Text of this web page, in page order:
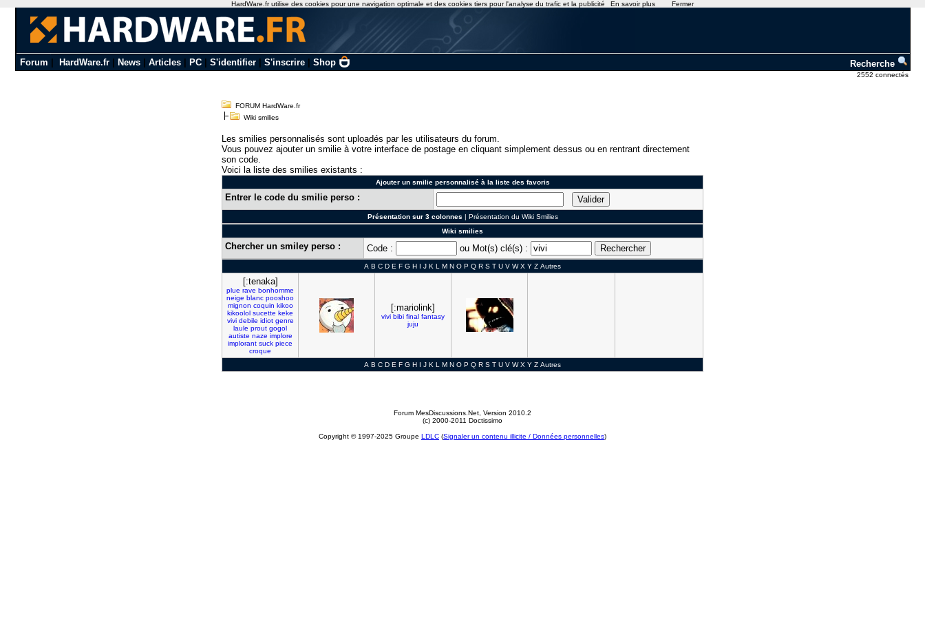
Forum HardWare.fr| News| Articles| PC| S'identifier| S'inscrire| Shop Recherche
2552 connectés
FORUM HardWare.fr
Wiki smilies
Les smilies personnalisés sont uploadés par les utilisateurs du forum.
Vous pouvez ajouter un smilie à votre interface de postage en cliquant simplement dessus ou en rentrant directement
son code.
Voici la liste des smilies existants :
Ajouter un smilie personnalisé à la liste des favoris
Entrer le code du smilie perso :
Présentation sur 3 colonnes | Présentation du Wiki Smilies
Wiki smilies
Chercher un smiley perso : Code : ou Mot(s) clé(s) :
A B C D E F G H I J K L M N O P Q R S T U V W X Y Z Autres
[:tenaka]
plue rave bonhomme
neige blanc pooshoo
mignon coquin kikoo
kikoolol sucette keke
vivi debile idiot genre
laule prout gogol
autiste naze implore
implorant suck piece
croque
[:mariolink]
vivi bibi final fantasy
juju
A B C D E F G H I J K L M N O P Q R S T U V W X Y Z Autres
Forum MesDiscussions.Net , Version 2010.2
(c) 2000-2011 Doctissimo
Copyright © 1997-2025 Groupe LDLC (Signaler un contenu illicite / Données personnelles)
HardWare.fr utilise des cookies pour une navigation optimale et des cookies tiers pour l'analyse du trafic et la publicité En savoir plus Fermer